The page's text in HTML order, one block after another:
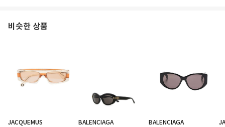
비슷한 상품
JACQUEMUS BALENCIAGA BALENCIAGA